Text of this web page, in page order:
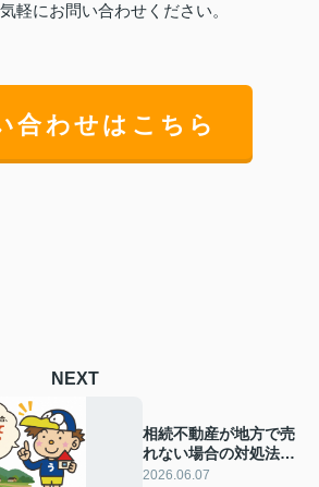
軽にお問い合わせください。
合わせはこちら
NEXT
相続不動産が地方で売
れない場合の対処法
は？空き家化を防ぐ具
2026.06.07